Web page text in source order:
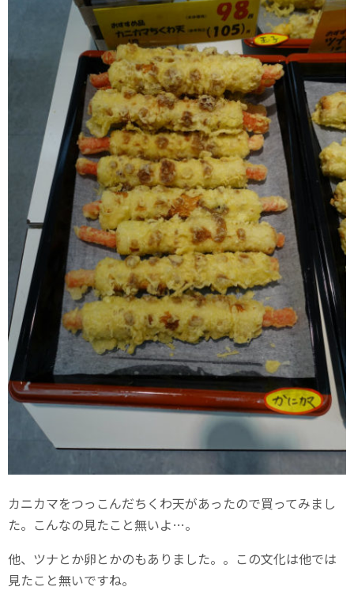
カニカマをつっこんだちくわ天があったので買ってみまし
た。こんなの見たこと無いよ…。
他、ツナとか卵とかのもありました。。この文化は他では
見たこと無いですね。